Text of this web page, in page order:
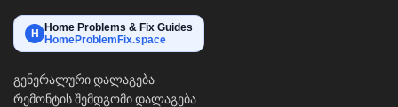
H
Home Problems & Fix Guides
HomeProblemFix.space
გენერალური დალაგება
რემონტის შემდგომი დალაგება